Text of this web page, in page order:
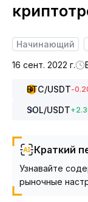
Начинающий
16 сент. 2022 г.
BTC/USDT-
SOL/USDT+
Краткий
Узнавайте
рыночные